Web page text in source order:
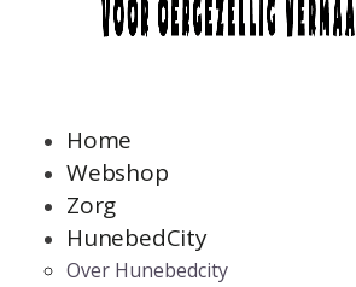
Home
Webshop
Zorg
HunebedCity
Over Hunebedcity